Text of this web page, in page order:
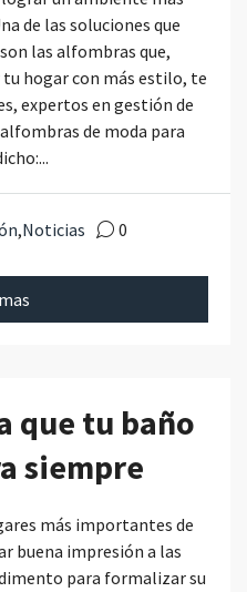
de las soluciones que
las alfombras que,
hogar con más estilo, te
expertos en gestión de
de moda para
,Noticias 0
que tu baño
siempre
más importantes de
buena impresión a las
para formalizar su